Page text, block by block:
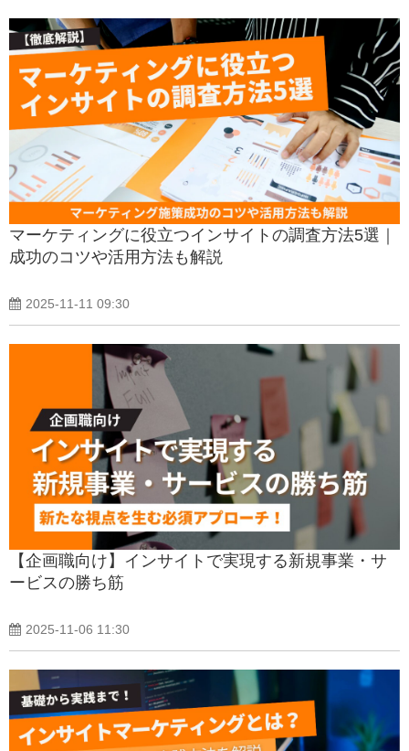
マーケティングに役立つインサイトの調査方法5選｜
成功のコツや活用方法も解説
2025-11-11 09:30
【企画職向け】インサイトで実現する新規事業・サ
ービスの勝ち筋
2025-11-06 11:30